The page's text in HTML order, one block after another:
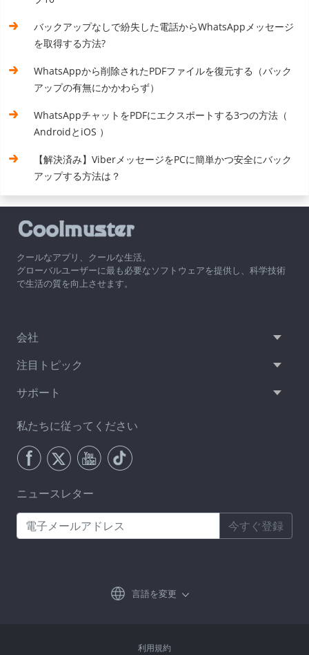
バックアップなしで紛失した電話からWhatsAppメッセージ
を取得する方法?
WhatsAppから削除されたPDFファイルを復元する（バック
アップの有無にかかわらず）
WhatsAppチャットをPDFにエクスポートする3つの方法（
AndroidとiOS ）
【解決済み】ViberメッセージをPCに簡単かつ安全にバック
アップする方法は？
クールなアプリ、クールな生活。
グローバルユーザーに最も必要なソフトウェアを提供し、科学技術
で生活の質を向上させます。
会社
注目トピック
サポート
私たちに従ってください
ニュースレター
今すぐ登録
言語を変更
利用規約